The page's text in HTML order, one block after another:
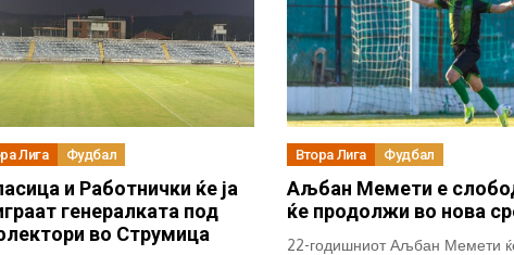
Лига Фудбал
и Работнички ќе ја
генералката под
во Струмица
Втора Лига Фудбал
Аљбан Мемети е
ќе продолжи во нова
22-годишниот Аљбан Мемети